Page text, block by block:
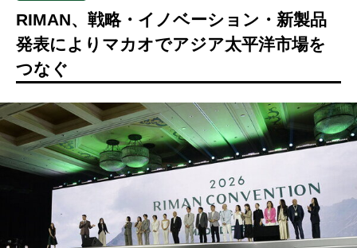
RIMAN、戦略・イノベーション・新製品
発表によりマカオでアジア太平洋市場を
つなぐ